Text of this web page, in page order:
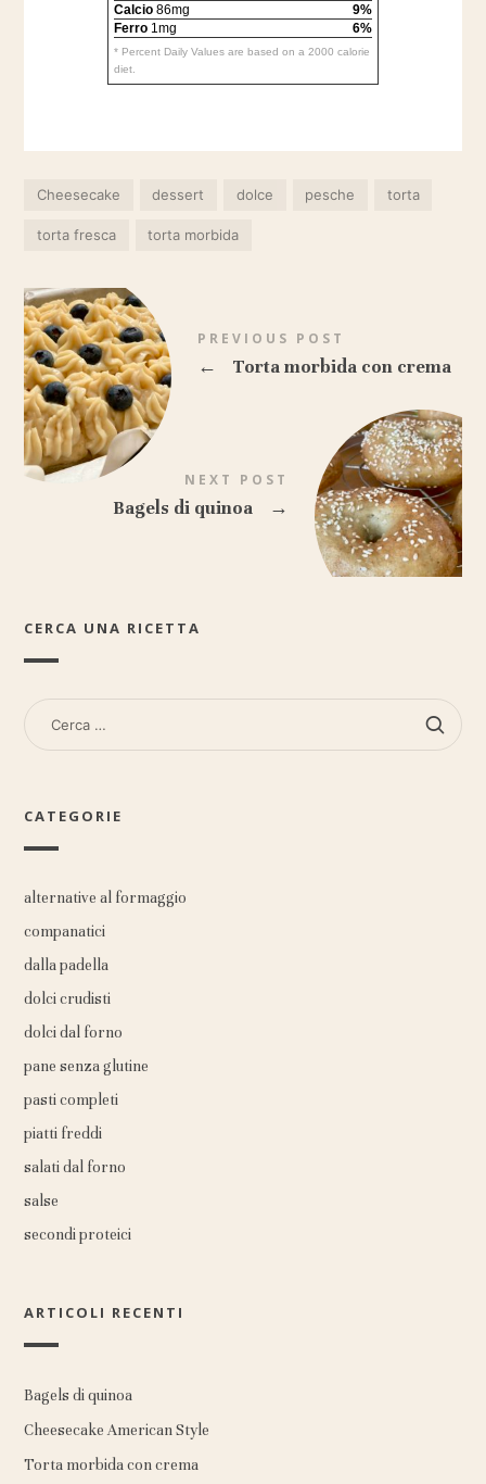
Calcio 86mg
9%
Ferro 1mg 6%
* Percent Daily Values are based on a 2000 calorie
diet.
Cheesecake dessert dolce pesche torta
torta fresca torta morbida
PREVIOUS POST
← Torta morbida con crema
NEXT POST
Bagels di quinoa →
CERCA UNA RICETTA
RICERCA
PER:
CATEGORIE
alternative al formaggio
companatici
dalla padella
dolci crudisti
dolci dal forno
pane senza glutine
pasti completi
piatti freddi
salati dal forno
salse
secondi proteici
ARTICOLI RECENTI
Bagels di quinoa
Cheesecake American Style
Torta morbida con crema